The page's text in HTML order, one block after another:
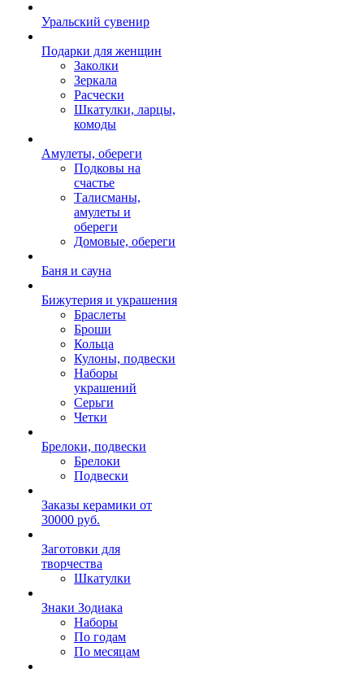
Уральский сувенир
Подарки для женщин
Заколки
Зеркала
Расчески
Шкатулки, ларцы,
комоды
Амулеты, обереги
Подковы на
счастье
Талисманы,
амулеты и
обереги
Домовые, обереги
Баня и сауна
Бижутерия и украшения
Браслеты
Броши
Кольца
Кулоны, подвески
Наборы
украшений
Серьги
Четки
Брелоки, подвески
Брелоки
Подвески
Заказы керамики от
30000 руб.
Заготовки для
творчества
Шкатулки
Знаки Зодиака
Наборы
По годам
По месяцам